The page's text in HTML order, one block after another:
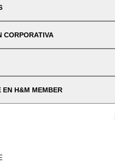
CORPORATIVA
EN H&M MEMBER